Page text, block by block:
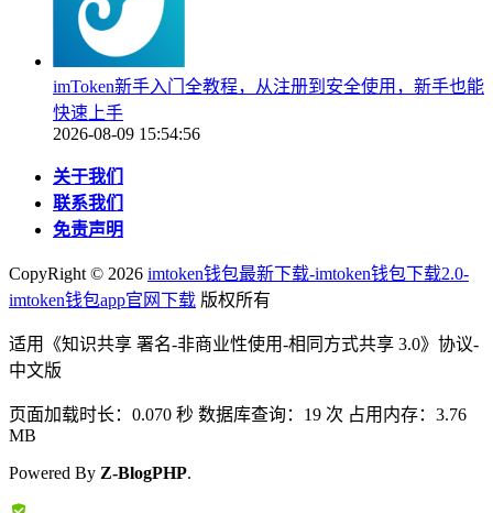
imToken新手入门全教程，从注册到安全使用，新手也能
快速上手
2026-08-09 15:54:56
关于我们
联系我们
免责声明
CopyRight © 2026 imtoken钱包最新下载-imtoken钱包下载2.0-
imtoken钱包app官网下载 版权所有
适用《知识共享 署名-非商业性使用-相同方式共享 3.0》协议-
中文版
页面加载时长：0.070 秒 数据库查询：19 次 占用内存：3.76
MB
Powered By Z-BlogPHP.